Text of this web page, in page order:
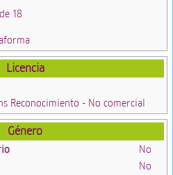
18
Licencia
Reconocimiento - No comercial
Género
No
No